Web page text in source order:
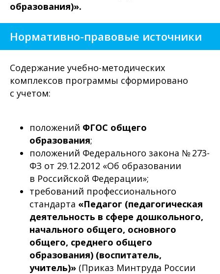
образования)».
Нормативно-правовые источники
Содержание учебно-методических
комплексов программы сформировано
с учетом:
положений ФГОС общего
образования;
положений Федерального закона № 273-
ФЗ от 29.12.2012 «Об образовании
в Российской Федерации»;
требований профессионального
стандарта «Педагог (педагогическая
деятельность в сфере дошкольного,
начального общего, основного
общего, среднего общего
образования) (воспитатель,
учитель)» (Приказ Минтруда России